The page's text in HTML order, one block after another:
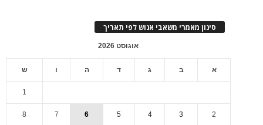
סינון מאמרי משאבי אנוש לפי תאריך
אוגוסט 2026
א ב ג ד ה ו ש
1
2
3
4
5
6
7
8